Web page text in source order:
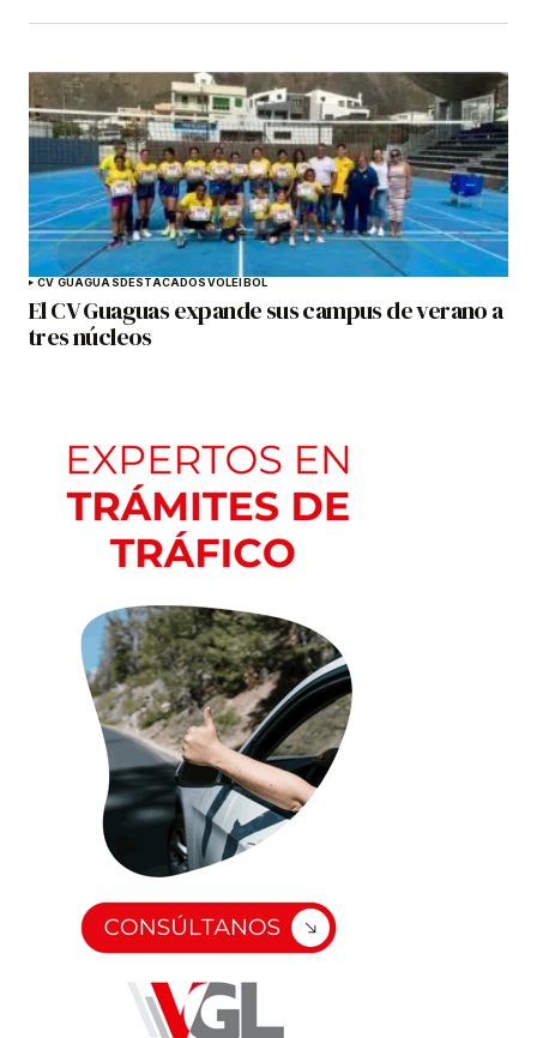
CV GUAGUASDESTACADOSVOLEIBOL
El CV Guaguas expande sus campus de verano a
tres núcleos